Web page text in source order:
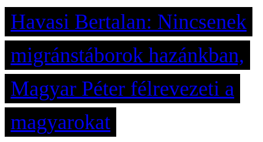
Havasi Bertalan: Nincsenek
migránstáborok hazánkban,
Magyar Péter félrevezeti a
magyarokat